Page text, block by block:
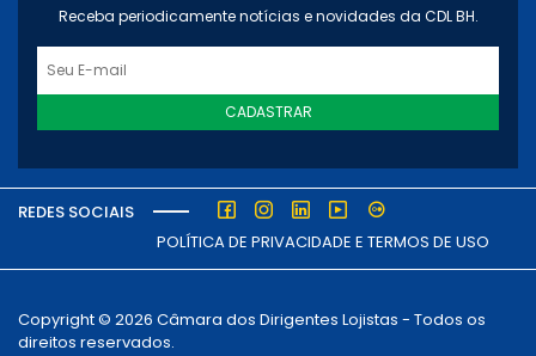
Receba periodicamente notícias e novidades da CDL BH.
CADASTRAR
REDES SOCIAIS
POLÍTICA DE PRIVACIDADE E TERMOS DE USO
Copyright © 2026 Câmara dos Dirigentes Lojistas - Todos os
direitos reservados.